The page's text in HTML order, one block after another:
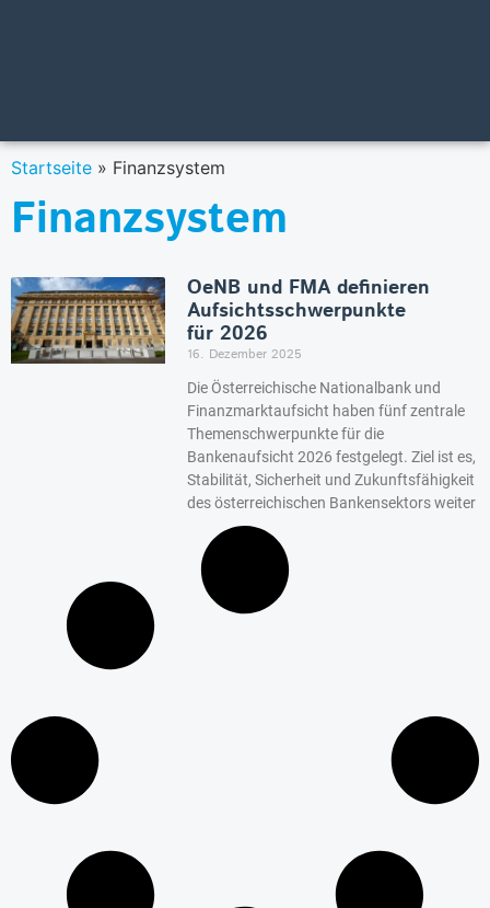
Startseite » Finanzsystem
Finanzsystem
OeNB und FMA definieren
Aufsichtsschwerpunkte
für 2026
16. Dezember 2025
Die Österreichische Nationalbank und
Finanzmarktaufsicht haben fünf zentrale
Themenschwerpunkte für die
Bankenaufsicht 2026 festgelegt. Ziel ist es,
Stabilität, Sicherheit und Zukunftsfähigkeit
des österreichischen Bankensektors weiter